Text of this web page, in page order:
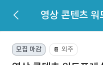
영상 콘텐츠
모집 마감 📔 외주